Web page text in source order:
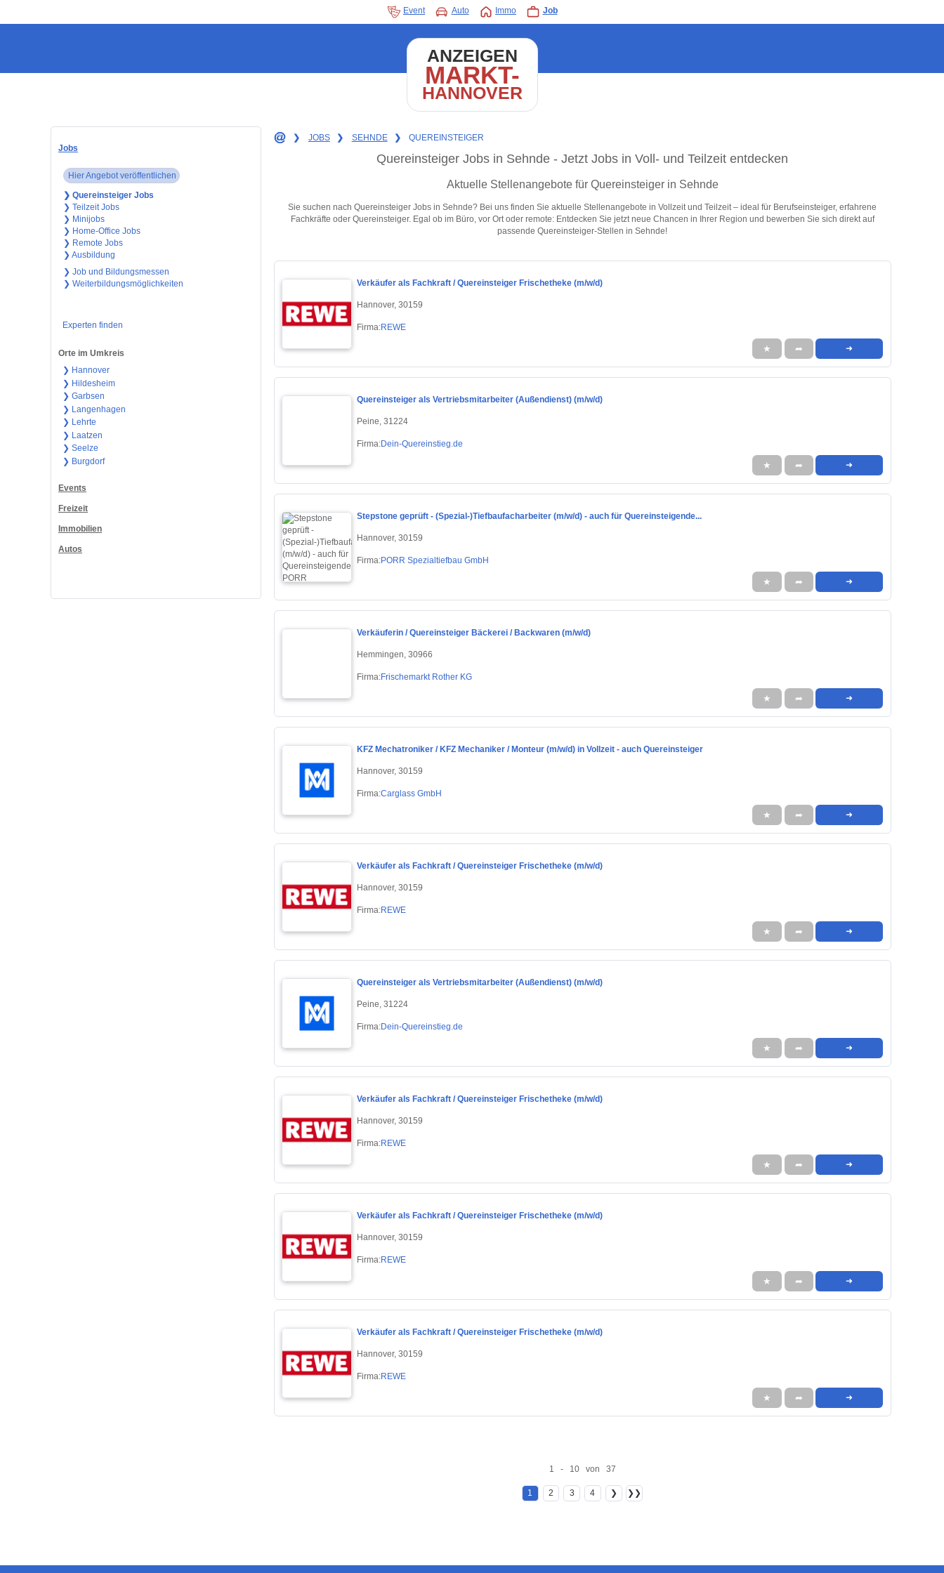
Event Auto Immo Job
ANZEIGEN
MARKT-
HANNOVER
Jobs
Hier Angebot veröffentlichen
❯ Quereinsteiger Jobs
❯ Teilzeit Jobs
❯ Minijobs
❯ Home-Office Jobs
❯ Remote Jobs
❯ Ausbildung
❯ Job und Bildungsmessen
❯ Weiterbildungsmöglichkeiten
Experten finden
Orte im Umkreis
❯ Hannover
❯ Hildesheim
❯ Garbsen
❯ Langenhagen
❯ Lehrte
❯ Laatzen
❯ Seelze
❯ Burgdorf
Events
Freizeit
Immobilien
Autos
❯ JOBS ❯ SEHNDE ❯ QUEREINSTEIGER
Quereinsteiger Jobs in Sehnde - Jetzt Jobs in Voll- und Teilzeit entdecken
Aktuelle Stellenangebote für Quereinsteiger in Sehnde
Sie suchen nach Quereinsteiger Jobs in Sehnde? Bei uns finden Sie aktuelle Stellenangebote in Vollzeit und Teilzeit – ideal für Berufseinsteiger, erfahrene
Fachkräfte oder Quereinsteiger. Egal ob im Büro, vor Ort oder remote: Entdecken Sie jetzt neue Chancen in Ihrer Region und bewerben Sie sich direkt auf
passende Quereinsteiger-Stellen in Sehnde!
Verkäufer als Fachkraft / Quereinsteiger Frischetheke (m/w/d)
Hannover, 30159
Firma:REWE
★ ➦ ➜
Quereinsteiger als Vertriebsmitarbeiter (Außendienst) (m/w/d)
Peine, 31224
Firma:Dein-Quereinstieg.de
★ ➦ ➜
Stepstone geprüft - (Spezial-)Tiefbaufacharbeiter (m/w/d) - auch für Quereinsteigende...
Hannover, 30159
Firma:PORR Spezialtiefbau GmbH
★ ➦ ➜
Verkäuferin / Quereinsteiger Bäckerei / Backwaren (m/w/d)
Hemmingen, 30966
Firma:Frischemarkt Rother KG
★ ➦ ➜
KFZ Mechatroniker / KFZ Mechaniker / Monteur (m/w/d) in Vollzeit - auch Quereinsteiger
Hannover, 30159
Firma:Carglass GmbH
★ ➦ ➜
Verkäufer als Fachkraft / Quereinsteiger Frischetheke (m/w/d)
Hannover, 30159
Firma:REWE
★ ➦ ➜
Quereinsteiger als Vertriebsmitarbeiter (Außendienst) (m/w/d)
Peine, 31224
Firma:Dein-Quereinstieg.de
★ ➦ ➜
Verkäufer als Fachkraft / Quereinsteiger Frischetheke (m/w/d)
Hannover, 30159
Firma:REWE
★ ➦ ➜
Verkäufer als Fachkraft / Quereinsteiger Frischetheke (m/w/d)
Hannover, 30159
Firma:REWE
★ ➦ ➜
Verkäufer als Fachkraft / Quereinsteiger Frischetheke (m/w/d)
Hannover, 30159
Firma:REWE
★ ➦ ➜
1 - 10 von 37
1 2 3 4 ❯ ❯❯